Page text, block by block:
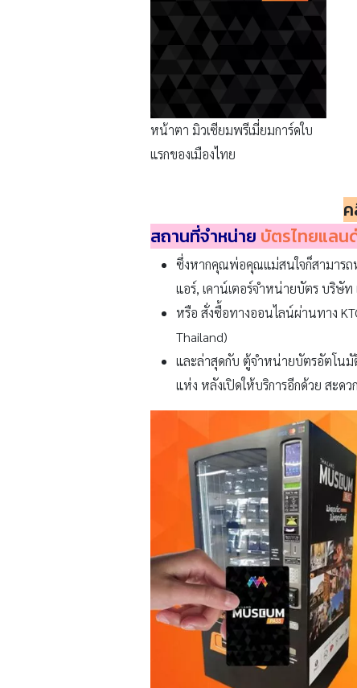
หน้าตา มิวเซียมพรีเมี่ยมการ์ดใบ
แรกของเมืองไทย
สถานที่จำหน่าย บัตรไทยแลน
ซึ่งหากคุณพ่อคุณแม่สนใจก็สามารถ
แอร์, เคาน์เตอร์จำหน่ายบัตร บริษั
หรือ สั่งซื้อทางออนไลน์ผ่านทาง
Thailand)
และล่าสุดกับ ตู้จำหน่ายบัตรอัตโน
แห่ง หลังเปิดให้บริการอีกด้วย สะด